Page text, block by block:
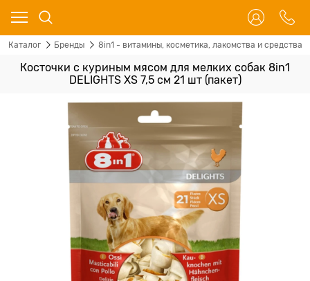
Каталог Бренды 8in1 - витамины, косметика, лакомства и средства
Косточки с куриным мясом для мелких собак 8in1
DELIGHTS XS 7,5 см 21 шт (пакет)